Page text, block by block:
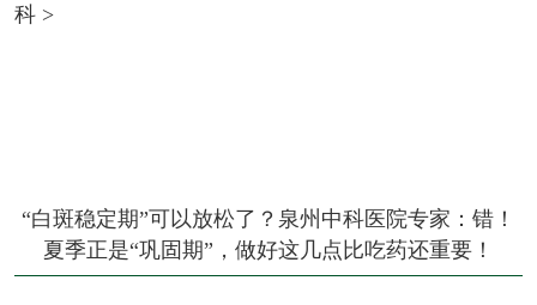
科>
“白斑稳定期”可以放松了？泉州中科医院专家：错！
夏季正是“巩固期”，做好这几点比吃药还重要！